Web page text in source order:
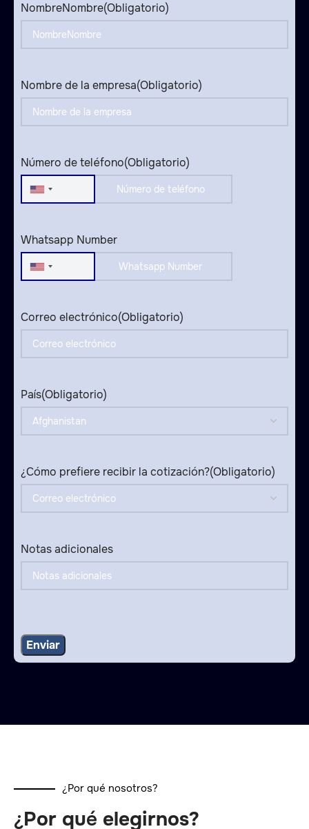
NombreNombre(Obligatorio)
Nombre de la empresa(Obligatorio)
Número de teléfono(Obligatorio)
United
Whatsapp Number
United
Correo electrónico(Obligatorio)
País(Obligatorio)
¿Cómo prefiere recibir la cotización?(Obligatorio)
Notas adicionales
¿Por qué nosotros?
¿Por qué elegirnos?